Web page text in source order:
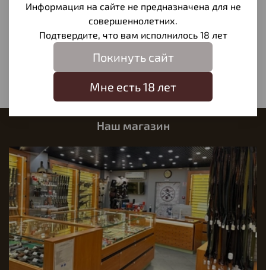
Отзывы
Отзывов еще никто не оставлял
Наш магазин
Информация на сайте не предназначена для не
совершеннолетних.
Подтвердите, что вам исполнилось 18 лет
Покинуть сайт
Мне есть 18 лет